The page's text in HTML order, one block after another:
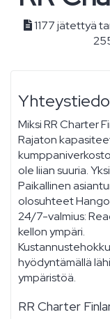
1177 jätettyä
Miksi RR Charter
Rajaton
ole liian suuria.
Paikallinen
olosuhteet
24/7-valmius:
kellon ympäri.
hyödyntämällä
ympäristöä.
RR Charter